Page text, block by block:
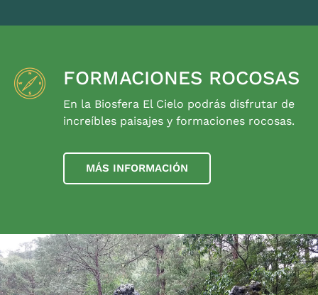
FORMACIONES ROCOSAS
En la Biosfera El Cielo podrás disfrutar de
increíbles paisajes y formaciones rocosas.
MÁS INFORMACIÓN